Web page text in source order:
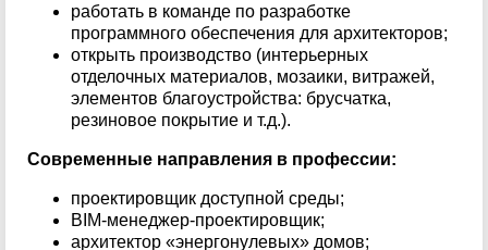
работать в команде по разработке
программного обеспечения для архитекторов;
открыть производство (интерьерных
отделочных материалов, мозаики, витражей,
элементов благоустройства: брусчатка,
резиновое покрытие и т.д.).
Современные направления в профессии:
проектировщик доступной среды;
BIM-менеджер-проектировщик;
архитектор «энергонулевых» домов;